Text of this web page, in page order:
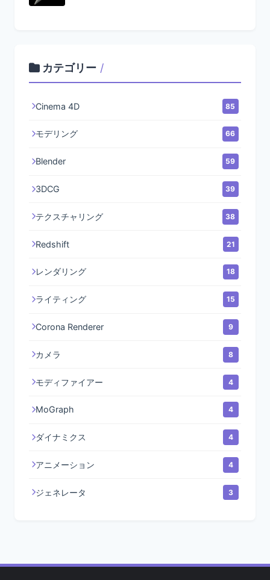
カテゴリー /
Cinema 4D 85
モデリング 66
Blender 59
3DCG 39
テクスチャリング 38
Redshift 21
レンダリング 18
ライティング 15
Corona Renderer 9
カメラ 8
モディファイアー 4
MoGraph 4
ダイナミクス 4
アニメーション 4
ジェネレータ 3